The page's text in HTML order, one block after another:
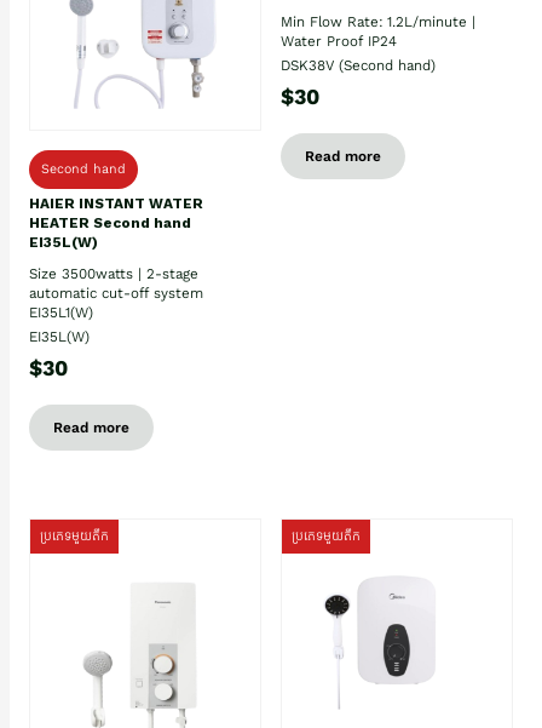
Second hand
HAIER INSTANT WATER
HEATER Second hand
EI35L(W)
Size 3500watts | 2-stage
automatic cut-off system
EI35L1(W)
EI35L(W)
$30
Read more
Min Flow Rate: 1.2L/minute |
Water Proof IP24
DSK38V (Second hand)
$30
Read more
ប្រភេទមួយតឹក ប្រភេទមួយតឹក